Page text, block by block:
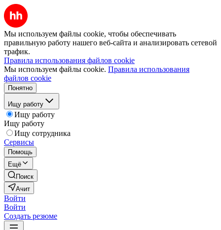
Мы используем файлы cookie, чтобы обеспечивать
правильную работу нашего веб-сайта и анализировать сетевой
трафик.
Правила использования файлов cookie
Мы используем файлы cookie. Правила использования
файлов cookie
Понятно
Ищу работу
Ищу работу
Ищу работу
Ищу сотрудника
Сервисы
Помощь
Ещё
Поиск
Ачит
Войти
Войти
Создать резюме